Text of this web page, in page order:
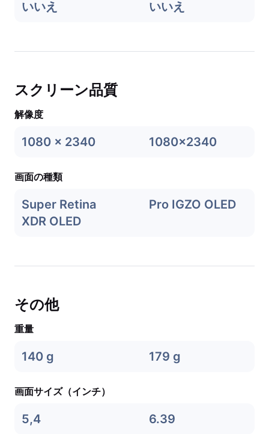
いいえ いいえ
スクリーン品質
解像度
1080 x 2340 1080x2340
画面の種類
Super Retina
XDR OLED
Pro IGZO OLED
その他
重量
140 g 179 g
画面サイズ（インチ）
5,4 6.39